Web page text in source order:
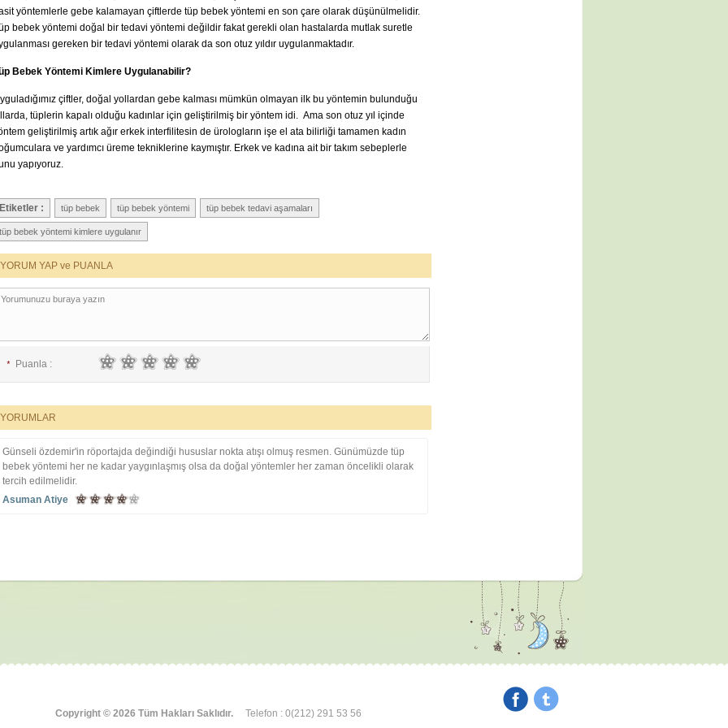
yöntemlerle gebe kalamayan çiftlerde tüp bebek yöntemi en son çare olarak düşünülmelidir.
bebek yöntemi doğal bir tedavi yöntemi değildir fakat gerekli olan hastalarda mutlak suretle
gereken bir tedavi yöntemi olarak da son otuz yıldır uygulanmaktadır.
Bebek Yöntemi Kimlere Uygulanabilir?
çiftler, doğal yollardan gebe kalması mümkün olmayan ilk bu yöntemin bulunduğu
tüplerin kapalı olduğu kadınlar için geliştirilmiş bir yöntem idi. Ama son otuz yıl içinde
geliştirilmiş artık ağır erkek interfilitesin de ürologların işe el ata bilirliği tamamen kadın
ve yardımcı üreme tekniklerine kaymıştır. Erkek ve kadına ait bir takım sebeplerle
yapıyoruz.
Etiketler : tüp bebek tüp bebek yöntemi tüp bebek tedavi aşamaları
tüp bebek yöntemi kimlere uygulanır
YORUM YAP ve PUANLA
* Puanla :
* İsim :
YORUMLAR
Günseli özdemir'in röportajda değindiği hususlar nokta atışı olmuş resmen. Günümüzde tüp
bebek yöntemi her ne kadar yaygınlaşmış olsa da doğal yöntemler her zaman öncelikli olarak
tercih edilmelidir.
Asuman Atiye
Copyright © 2026 Tüm Hakları Saklıdır. Telefon : 0(212) 291 53 56